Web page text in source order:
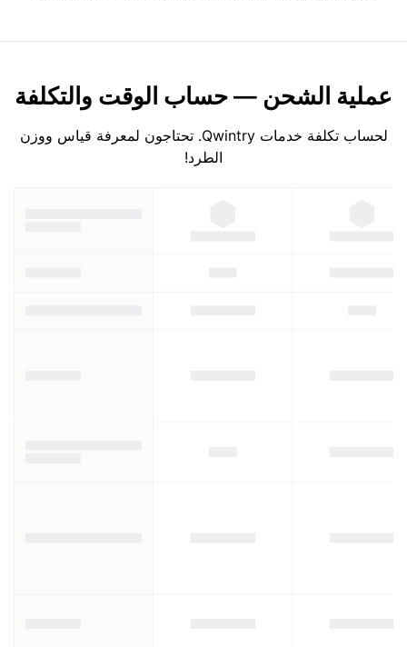
عملية الشحن — حساب الوقت والتكلفة
لحساب تكلفة خدمات Qwintry. تحتاجون لمعرفة قياس ووزن
الطرد!